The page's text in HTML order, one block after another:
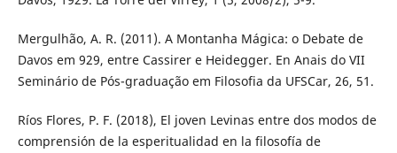
Mergulhão, A. R. (2011). A Montanha Mágica: o Debate de
Davos em 929, entre Cassirer e Heidegger. En Anais do VII
Seminário de Pós-graduação em Filosofia da UFSCar, 26, 51.
Ríos Flores, P. F. (2018), El joven Levinas entre dos modos de
comprensión de la esperitualidad en la filosofía de